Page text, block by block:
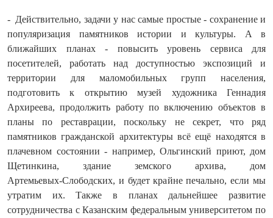
- Действительно, задачи у нас самые простые - сохранение и
популяризация памятников истории и культуры. А в
ближайших планах - повысить уровень сервиса для
посетителей, работать над доступностью экспозиций и
территории для маломобильных групп населения,
подготовить к открытию музей художника Геннадия
Архиреева, продолжить работу по включению объектов в
планы по реставрации, поскольку не секрет, что ряд
памятников гражданской архитектуры всё ещё находятся в
плачевном состоянии - например, Ольгинский приют, дом
Щетинкина, здание земского архива, дом
Артемьевых‑Слободских, и будет крайне печально, если мы
утратим их. Также в планах дальнейшее развитие
сотрудничества с Казанским федеральным университетом по